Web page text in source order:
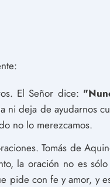
El Señor dice:
ni deja de ayudarnos
no lo merezcamos.
Tomás de
la oración no es
pide con fe y amor, y